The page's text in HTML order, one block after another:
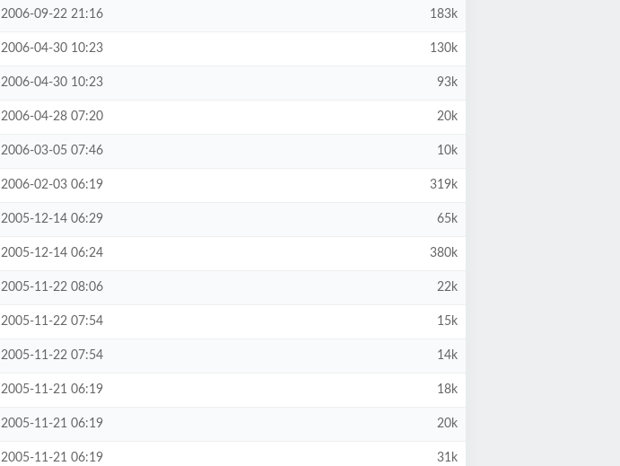
2006-09-22 21:16 183k
2006-04-30 10:23 130k
2006-04-30 10:23 93k
2006-04-28 07:20 20k
2006-03-05 07:46 10k
2006-02-03 06:19 319k
2005-12-14 06:29 65k
2005-12-14 06:24 380k
2005-11-22 08:06 22k
2005-11-22 07:54 15k
2005-11-22 07:54 14k
2005-11-21 06:19 18k
2005-11-21 06:19 20k
2005-11-21 06:19 31k